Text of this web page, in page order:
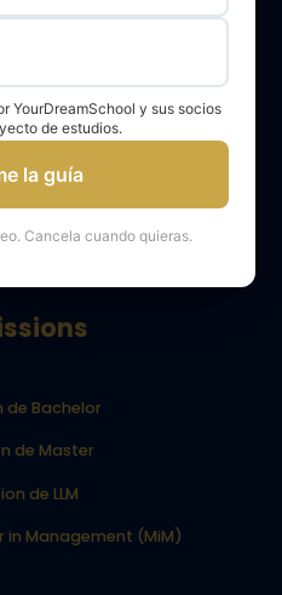
apoyo
de YourDreamSchool
de YourDreamSchool
School
de Bachelor
de Master
de LLM
in Management (MiM)
YourDreamSchool y sus socios
de estudios.
la guía
Cancela cuando quieras.